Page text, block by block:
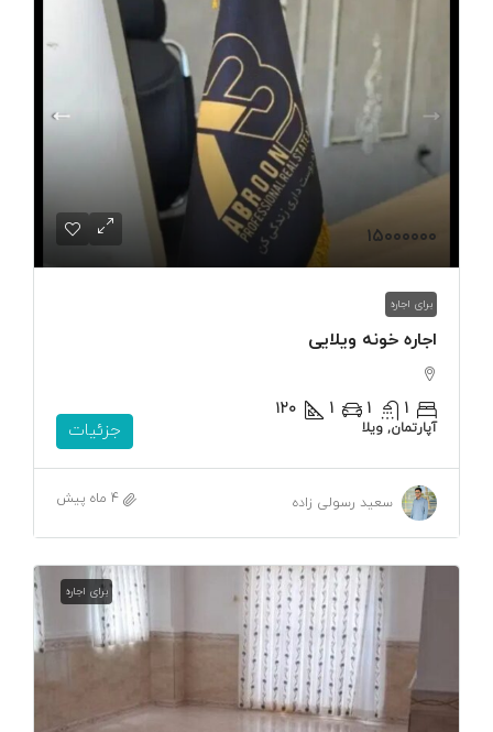
۱۵۰۰۰۰۰۰
برای اجاره
اجاره خونه ویلایی
1
1
1 ۱۲۰
آپارتمان, ویلا جزئیات
سعید رسولی زاده 4 ماه پیش
برای اجاره